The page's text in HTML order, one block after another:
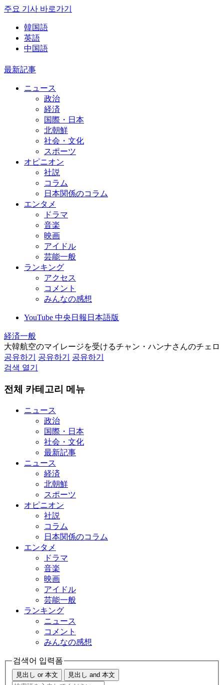
주요 기사 바로가기
韓国語
英語
中国語
最新記事
ニュース
政治
経済
国際・日本
北朝鮮
社会・文化
スポーツ
オピニオン
社説
コラム
日本関係のコラム
エンタメ
ドラマ
音楽
映画
アイドル
芸能一般
ランキング
アクセス
コメント
みんなの感想
YouTube 中央日報日本語版
経済一般
大韓航空のマイレージを受けるチャン・ハンナさんのチェロ
공유하기
공유하기
공유하기
검색 열기
전체 카테고리 메뉴
ニュース
政治
国際・日本
社会・文化
最新記事
ニュース
経済
北朝鮮
スポーツ
オピニオン
社説
コラム
日本関係のコラム
エンタメ
ドラマ
音楽
映画
アイドル
芸能一般
ランキング
ニュース
コメント
みんなの感想
검색어 입력폼
見出し or 本文 見出し and 本文